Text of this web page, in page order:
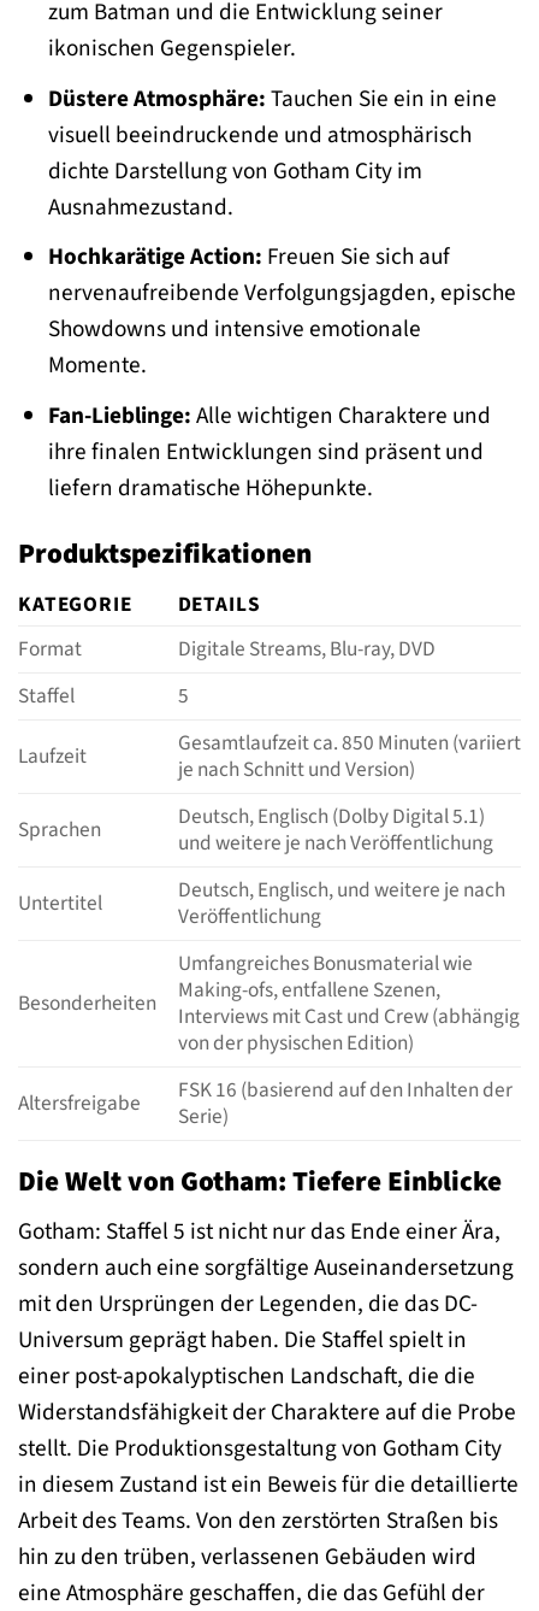
zum Batman und die Entwicklung seiner
ikonischen Gegenspieler.
Düstere Atmosphäre:Tauchen Sie ein in eine
visuell beeindruckende und atmosphärisch
dichte Darstellung von Gotham City im
Ausnahmezustand.
Hochkarätige Action: Freuen Sie sich auf
nervenaufreibende Verfolgungsjagden, epische
Showdowns und intensive emotionale
Momente.
Fan-Lieblinge:Alle wichtigen Charaktere und
ihre finalen Entwicklungen sind präsent und
liefern dramatische Höhepunkte.
Produktspezifikationen
KATEGORIE
DETAILS
Format
Digitale Streams, Blu-ray, DVD
Staffel
5
Laufzeit
Gesamtlaufzeit ca. 850 Minuten (variiert
je nach Schnitt und Version)
Sprachen
Deutsch, Englisch (Dolby Digital 5.1)
und weitere je nach Veröffentlichung
Untertitel
Deutsch, Englisch, und weitere je nach
Veröffentlichung
Besonderheiten
Umfangreiches Bonusmaterial wie
Making-ofs, entfallene Szenen,
Interviews mit Cast und Crew (abhängig
von der physischen Edition)
Altersfreigabe
FSK 16 (basierend auf den Inhalten der
Serie)
Die Welt von Gotham: Tiefere Einblicke
Gotham: Staffel 5 ist nicht nur das Ende einer Ära,
sondern auch eine sorgfältige Auseinandersetzung
mit den Ursprüngen der Legenden, die das DC-
Universum geprägt haben. Die Staffel spielt in
einer post-apokalyptischen Landschaft, die die
Widerstandsfähigkeit der Charaktere auf die Probe
stellt. Die Produktionsgestaltung von Gotham City
in diesem Zustand ist ein Beweis für die detaillierte
Arbeit des Teams. Von den zerstörten Straßen bis
hin zu den trüben, verlassenen Gebäuden wird
eine Atmosphäre geschaffen, die das Gefühl der